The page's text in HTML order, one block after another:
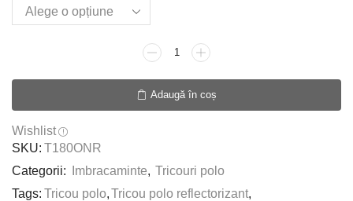
Cantitate
Polo
albastru,
portocaliu
Adaugă în coș
Wishlist
SKU: T180ONR
Categorii:
Imbracaminte, Tricouri polo
Tags: Tricou polo,Tricou polo reflectorizant,